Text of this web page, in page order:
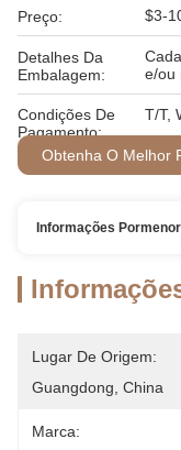
Preço: $3-
Detalhes Da
Embalagem:
e/ou
Condições De
Pagamento:
T/T,
Obtenha O Melhor
Informações
Lugar De Origem:
Guangdong, China
Marca: